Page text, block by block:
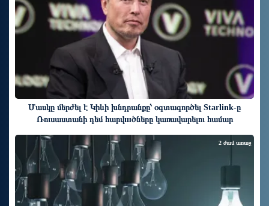
Մասկը մերժել է Կիևի խնդրանքը՝ օգտագործել Starlink-ը
Ռուսաստանի դեմ հարվшծները կառավարելու համար
2 ժամ առաջ